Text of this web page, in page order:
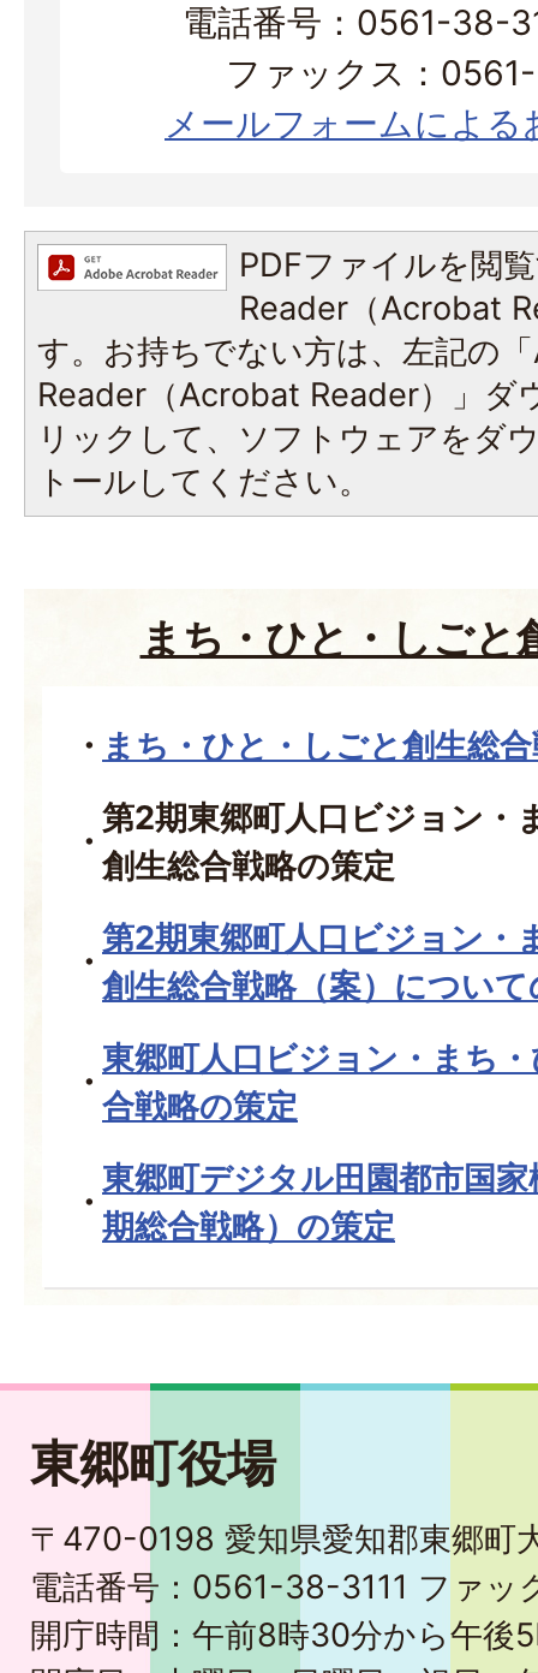
電話番号：0561-38-
ファックス：
メールフォームによる
PDFファイルを閲
Reader（Acrobat
す。お持ちでない方は、左記の
Reader（Acrobat Reader）」ダ
リックして、ソフトウェアをダ
トールしてください。
まち・ひと・しごと
まち・ひと・しごと創生総
第2期東郷町人口ビジョン・
創生総合戦略の策定
第2期東郷町人口ビジョン・
創生総合戦略（案）につい
東郷町人口ビジョン・まち
合戦略の策定
東郷町デジタル田園都市国
期総合戦略）の策定
東郷町役場
〒470-0198 愛知県愛知郡東郷町
電話番号：0561-38-3111 ファ
開庁時間：午前8時30分から午後